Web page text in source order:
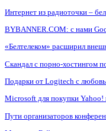
Интернет из радиоточки –
BYBANNER.COM: c нами
«Белтелеком» расширил
Скандал с порно-хостингом
Подарки от Logitech с
Microsoft для покупки Yahoo!
Пути организаторов